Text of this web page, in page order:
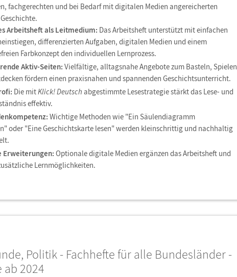
fachgerechten und bei Bedarf mit digitalen Medien angereicherten
Arbeitsheft als Leitmedium: Das Arbeitsheft unterstützt mit einfachen
differenzierten Aufgaben, digitalen Medien und einem
Farbkonzept den individuellen Lernprozess.
Aktiv-Seiten: Vielfältige, alltagsnahe Angebote zum Basteln, Spielen
fördern einen praxisnahen und spannenden Geschichtsunterricht.
Die mitKlick! Deutsch abgestimmte Lesestrategie stärkt das Lese- und
effektiv.
Wichtige Methoden wie "Ein Säulendiagramm
oder "Eine Geschichtskarte lesen" werden kleinschrittig und nachhaltig
Erweiterungen: Optionale digitale Medien ergänzen das Arbeitsheft und
Lernmöglichkeiten.
Politik - Fachhefte für alle Bundesländer -
ab 2024